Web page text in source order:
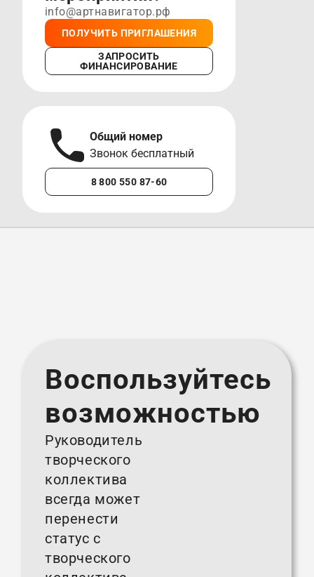
info@артнавигатор.рф
ПОЛУЧИТЬ ПРИГЛАШЕНИЯ
ЗАПРОСИТЬ
ФИНАНСИРОВАНИЕ
Общий номер
Звонок бесплатный
8 800 550 87-60
Воспользуйтесь
возможностью
Руководитель
творческого
коллектива
всегда может
перенести
статус с
творческого